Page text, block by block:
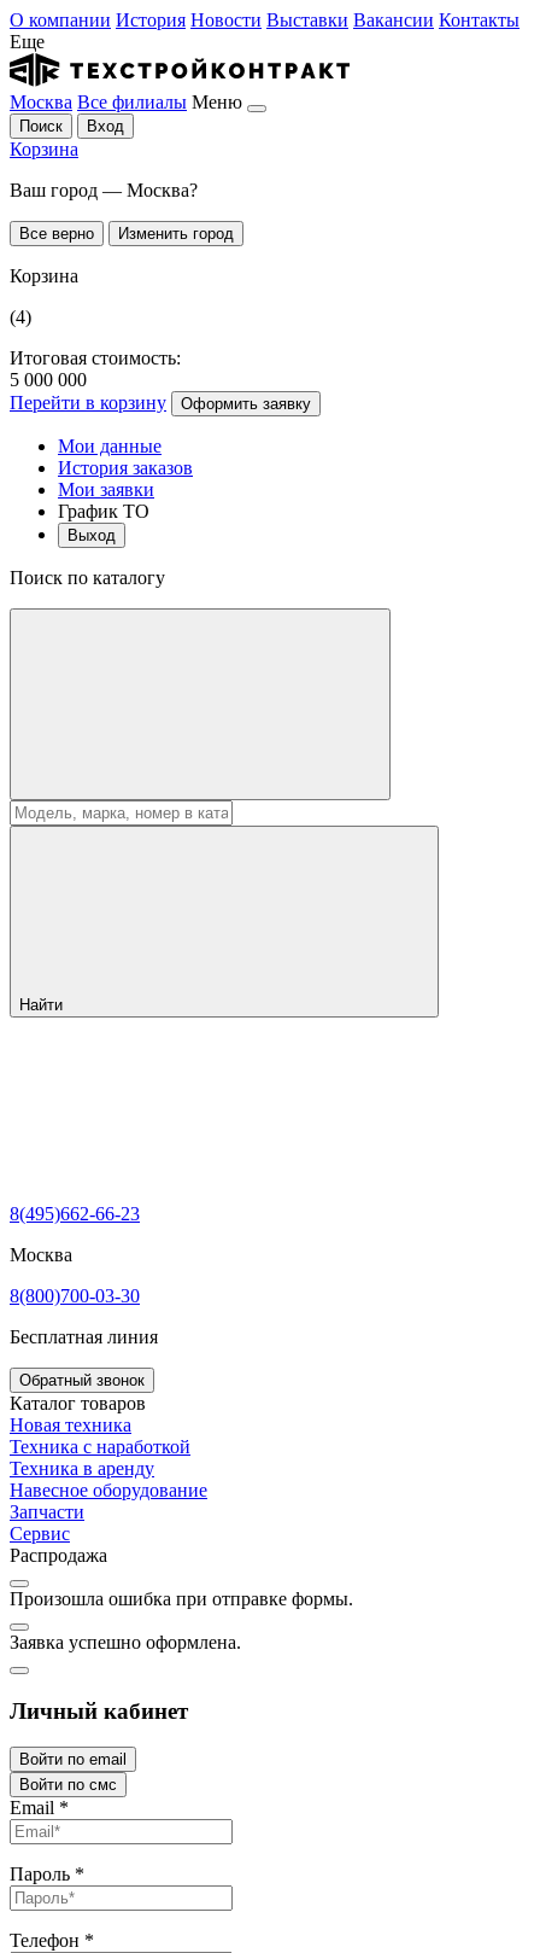
О компании История Новости Выставки Вакансии Контакты
Еще
Москва Все филиалы Меню
Поиск Вход
Корзина
Ваш город — Москва?
Все верно Изменить город
Корзина
(4)
Итоговая стоимость:
5 000 000
Перейти в корзину
Оформить заявку
Мои данные
История заказов
Мои заявки
График ТО
Выход
Поиск по каталогу
Найти
8(495)662-66-23
Москва
8(800)700-03-30
Бесплатная линия
Обратный звонок
Каталог товаров
Новая техника
Техника с наработкой
Техника в аренду
Навесное оборудование
Запчасти
Сервис
Распродажа
Произошла ошибка при отправке формы.
Заявка успешно оформлена.
Личный кабинет
Войти по email
Войти по смс
Email *
Пароль *
Телефон *